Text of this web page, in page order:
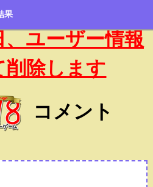
果
、ユーザー情報
削除します
コメント